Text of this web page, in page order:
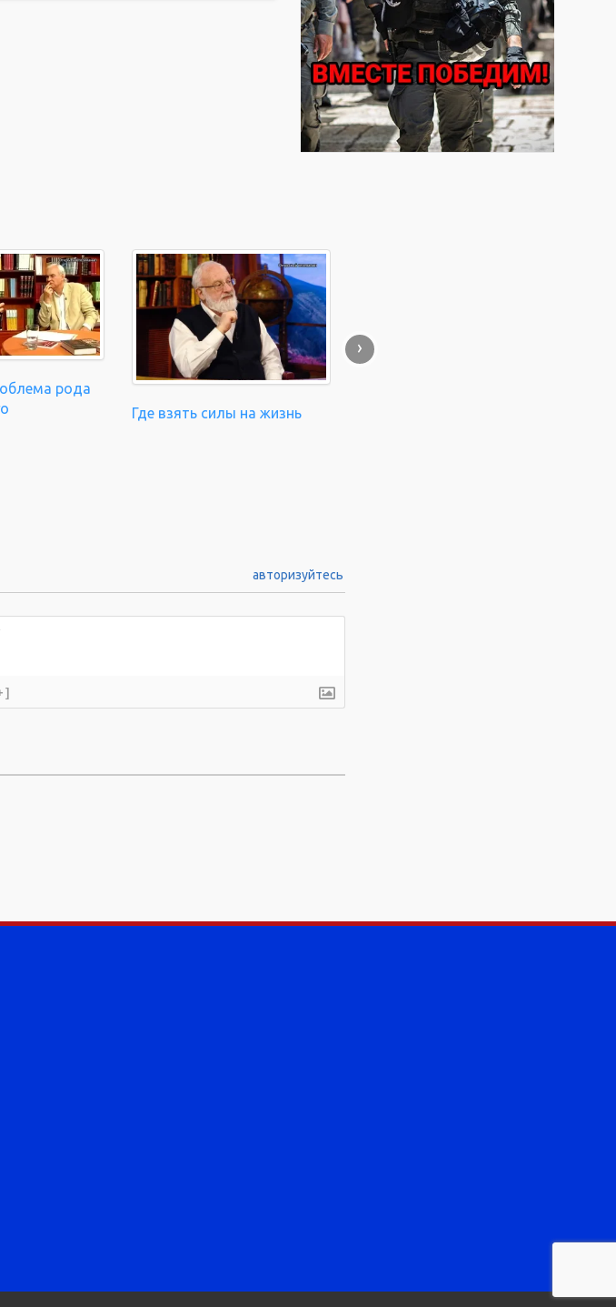
рода
Где взять силы на жизнь
›
авторизуйтесь